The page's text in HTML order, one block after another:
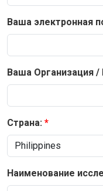
Ваша электронная
Ваша Организация
Страна:
Наименование